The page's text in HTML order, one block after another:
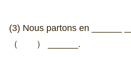
(3) Nous partons en ______
（ ）
______.